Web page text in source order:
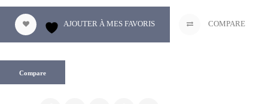
AJOUTER À MES FAVORIS COMPARE
Compare